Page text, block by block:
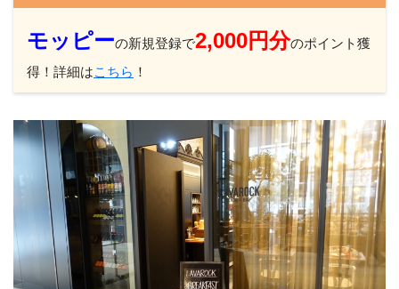
モッピーの新規登録で2,000円分のポイント獲
得！詳細はこちら ！